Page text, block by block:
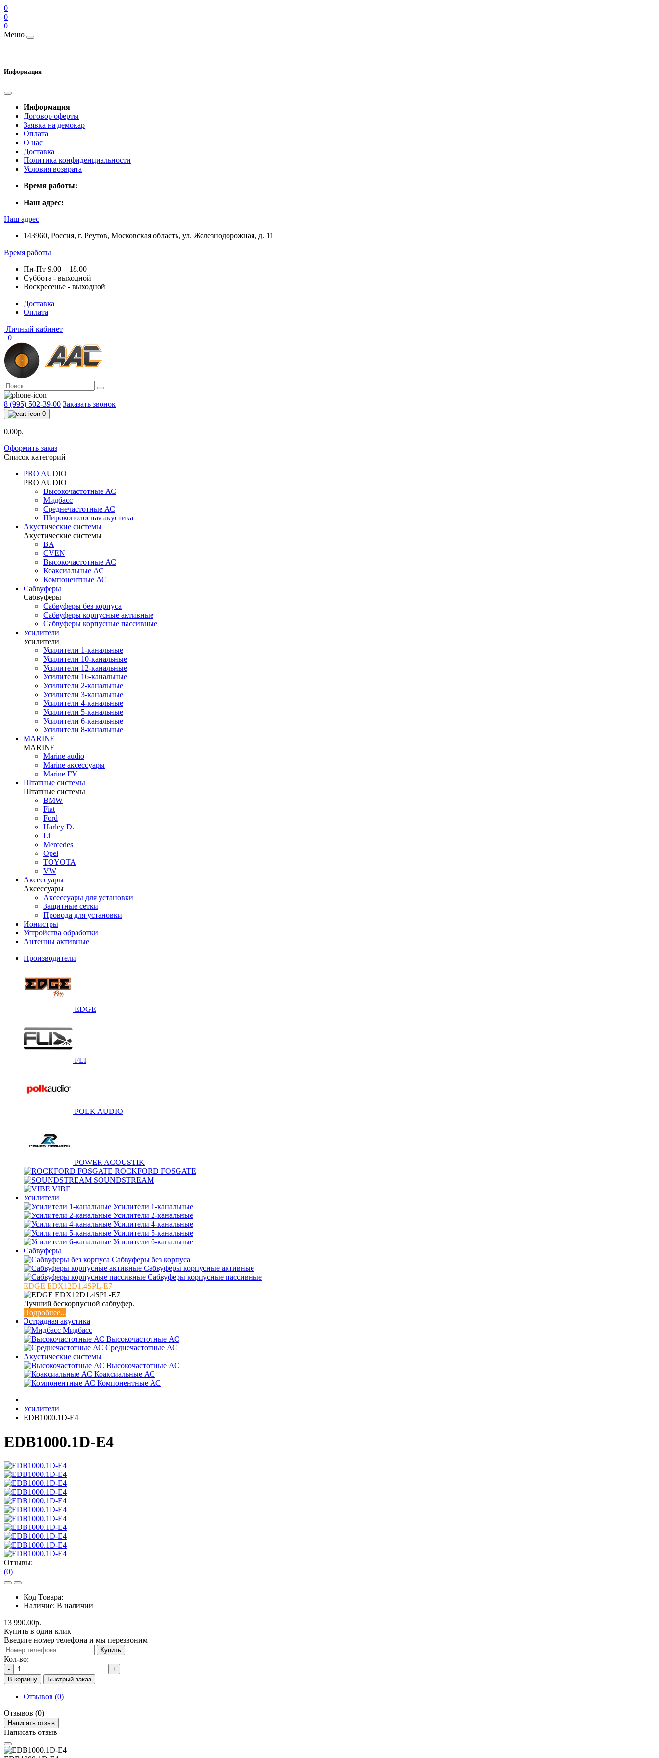
0
0
0
Меню
Информация
Информация
Договор оферты
Заявка на демокар
Оплата
О нас
Доставка
Политика конфиденциальности
Условия возврата
Время работы:
Наш адрес:
Наш адрес
143960, Россия, г. Реутов, Московская область, ул. Железнодорожная, д. 11
Время работы
Пн-Пт 9.00 – 18.00
Суббота - выходной
Воскресенье - выходной
Доставка
Оплата
Личный кабинет
0
8 (995) 502-39-00 Заказать звонок
0
0.00р.
Оформить заказ
Список категорий
PRO AUDIO
PRO AUDIO
Высокочастотные АС
Мидбасс
Среднечастотные АС
Широкополосная акустика
Акустические системы
Акустические системы
BA
CVEN
Высокочастотные АС
Коаксиальные АС
Компонентные АС
Сабвуферы
Сабвуферы
Сабвуферы без корпуса
Сабвуферы корпусные активные
Сабвуферы корпусные пассивные
Усилители
Усилители
Усилители 1-канальные
Усилители 10-канальные
Усилители 12-канальные
Усилители 16-канальные
Усилители 2-канальные
Усилители 3-канальные
Усилители 4-канальные
Усилители 5-канальные
Усилители 6-канальные
Усилители 8-канальные
MARINE
MARINE
Marine audio
Marine аксессуары
Marine ГУ
Штатные системы
Штатные системы
BMW
Fiat
Ford
Harley D.
Li
Mercedes
Opel
TOYOTA
VW
Аксессуары
Аксессуары
Аксессуары для установки
Защитные сетки
Провода для установки
Ионистры
Устройства обработки
Антенны активные
Производители
EDGE
FLI
POLK AUDIO
POWER ACOUSTIK
ROCKFORD FOSGATE
SOUNDSTREAM
VIBE
Усилители
Усилители 1-канальные
Усилители 2-канальные
Усилители 4-канальные
Усилители 5-канальные
Усилители 6-канальные
Сабвуферы
Сабвуферы без корпуса
Сабвуферы корпусные активные
Сабвуферы корпусные пассивные
EDGE EDX12D1.4SPL-E7
Лучший бескорпусной сабвуфер.
Подробнее...
Эстрадная акустика
Мидбасс
Высокочастотные АС
Среднечастотные АС
Акустические системы
Высокочастотные АС
Коаксиальные АС
Компонентные АС
Усилители
EDB1000.1D-E4
EDB1000.1D-E4
Отзывы:
(0)
Код Товара:
Наличие: В наличии
13 990.00р.
Купить в один клик
Введите номер телефона и мы перезвоним
Купить
Кол-во:
-
+
В корзину
Быстрый заказ
Отзывов (0)
Отзывов (0)
Написать отзыв
Написать отзыв